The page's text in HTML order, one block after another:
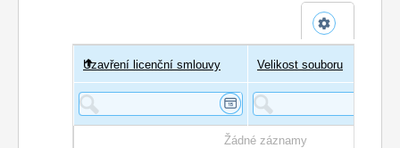
Uživatel
Uzavření licenční smlouvy Velikost souboru
Žádné záznamy